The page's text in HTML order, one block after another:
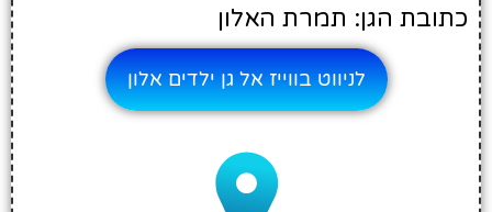
כתובת הגן: תמרת האלון
לניווט בווייז אל גן ילדים אלון